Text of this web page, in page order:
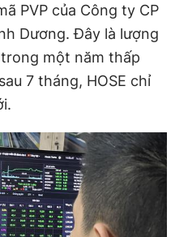
thoại
Liên hệ quảng cáo
0908 780 404
PVP của Công ty CP
Dương. Đây là lượng
một năm thấp
7 tháng, HOSE chỉ